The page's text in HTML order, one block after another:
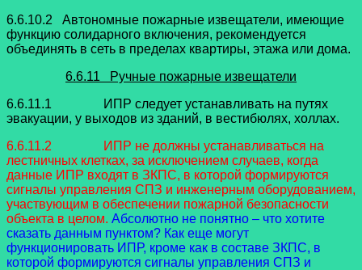
6.6.10.2 Автономные пожарные извещатели, имеющие
функцию солидарного включения, рекомендуется
объединять в сеть в пределах квартиры, этажа или дома.
6.6.11 Ручные пожарные извещатели
6.6.11.1 ИПР следует устанавливать на путях
эвакуации, у выходов из зданий, в вестибюлях, холлах.
6.6.11.2 ИПР не должны устанавливаться на
лестничных клетках, за исключением случаев, когда
данные ИПР входят в ЗКПС, в которой формируются
сигналы управления СПЗ и инженерным оборудованием,
участвующим в обеспечении пожарной безопасности
объекта в целом. Абсолютно не понятно – что хотите
сказать данным пунктом? Как еще могут
функционировать ИПР, кроме как в составе ЗКПС, в
которой формируются сигналы управления СПЗ и